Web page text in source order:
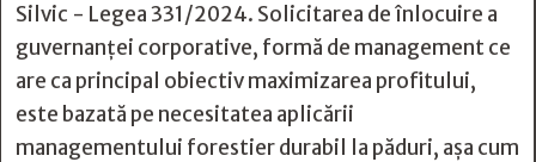
Silvic - Legea 331/2024. Solicitarea de înlocuire a
guvernanţei corporative, formă de management ce
are ca principal obiectiv maximizarea profitului,
este bazată pe necesitatea aplicării
managementului forestier durabil la păduri, aşa cum